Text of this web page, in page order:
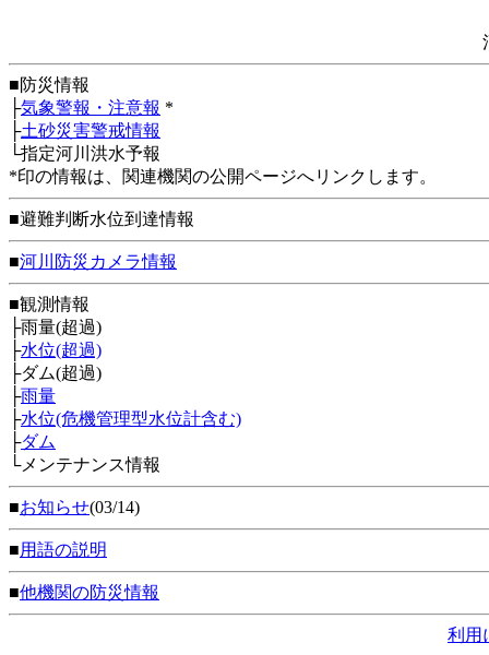
■防災情報
├気象警報・注意報 *
├土砂災害警戒情報
└指定河川洪水予報
*印の情報は、関連機関の公開ページへリンクします。
■避難判断水位到達情報
■河川防災カメラ情報
■観測情報
├雨量(超過)
├水位(超過)
├ダム(超過)
├雨量
├水位(危機管理型水位計含む)
├ダム
└メンテナンス情報
■お知らせ(03/14)
■用語の説明
■他機関の防災情報
利用